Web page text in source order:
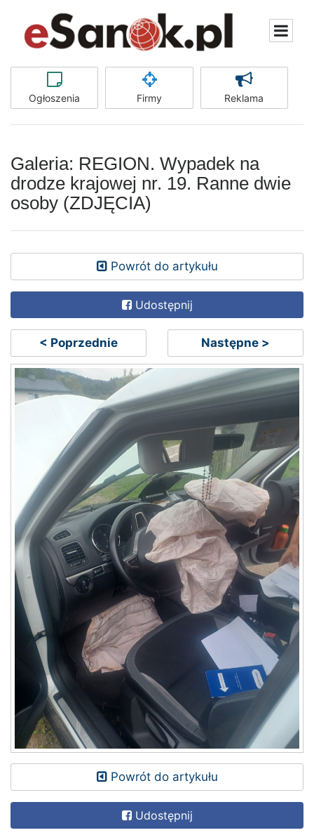
Ogłoszenia Firmy Reklama
Galeria: REGION. Wypadek na
drodze krajowej nr. 19. Ranne dwie
osoby (ZDJĘCIA)
Powrót do artykułu
Udostępnij
< Poprzednie Następne >
Powrót do artykułu
Udostępnij